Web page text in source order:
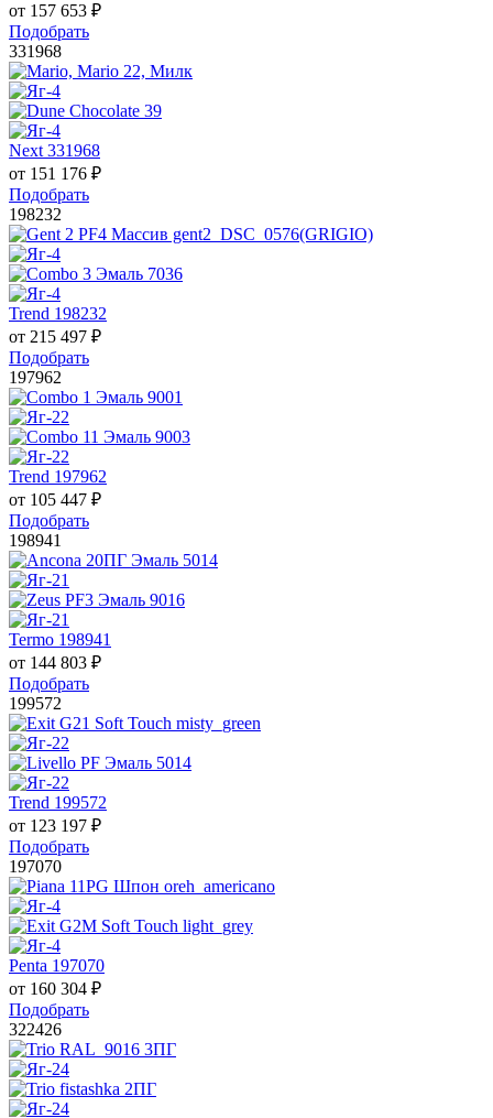
от 157 653 ₽
Подобрать
331968
Next 331968
от 151 176 ₽
Подобрать
198232
Trend 198232
от 215 497 ₽
Подобрать
197962
Trend 197962
от 105 447 ₽
Подобрать
198941
Termo 198941
от 144 803 ₽
Подобрать
199572
Trend 199572
от 123 197 ₽
Подобрать
197070
Penta 197070
от 160 304 ₽
Подобрать
322426